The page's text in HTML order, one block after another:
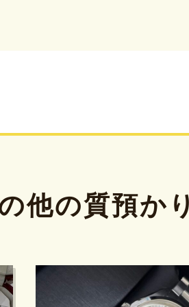
他の質預か